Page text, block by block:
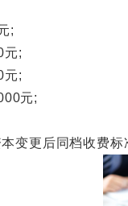
;
;
;
元;
更后同档收费标